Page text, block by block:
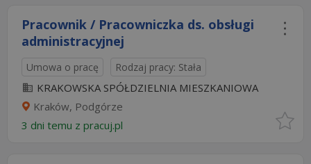
Pracownik / Pracowniczka ds. obsługi
administracyjnej
Umowa o pracę Rodzaj pracy: Stała
KRAKOWSKA SPÓŁDZIELNIA MIESZKANIOWA
Kraków, Podgórze
3 dni temu z pracuj.pl